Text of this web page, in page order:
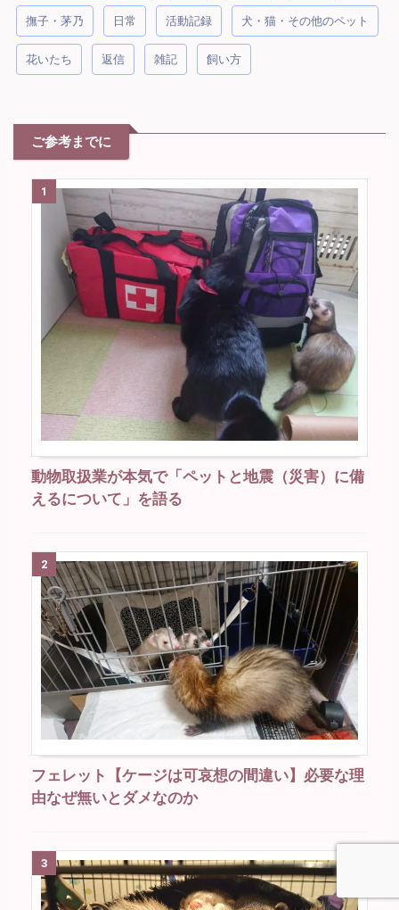
撫子・茅乃 日常 活動記録 犬・猫・その他のペット
花いたち 返信 雑記 飼い方
ご参考までに
1
動物取扱業が本気で「ペットと地震（災害）に備
えるについて」を語る
2
フェレット【ケージは可哀想の間違い】必要な理
由なぜ無いとダメなのか
3